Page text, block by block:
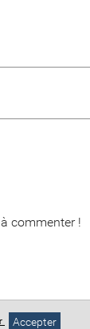
commenter !
Accepter